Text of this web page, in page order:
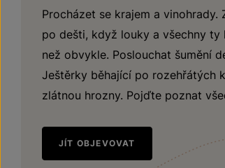
Procházet se krajem a vinohrady.
po dešti, když louky a všechny ty
než obvykle. Poslouchat šumění
Ještěrky běhající po rozehřátých
zlátnou hrozny. Pojďte poznat
JÍT OBJEVOVAT